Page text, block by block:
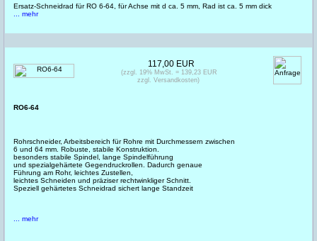
Ersatz-Schneidrad für RO 6-64, für Achse mit d ca. 5 mm, Rad ist ca. 5 mm dick
... mehr
RO6-64
Rohrschneider, Arbeitsbereich für Rohre mit Durchmessern zwischen
6 und 64 mm. Robuste, stabile Konstruktion.
besonders stabile Spindel, lange Spindelführung
und spezialgehärtete Gegendruckrollen. Dadurch genaue
Führung am Rohr, leichtes Zustellen,
leichtes Schneiden und präziser rechtwinkliger Schnitt.
Speziell gehärtetes Schneidrad sichert lange Standzeit
... mehr
117,00 EUR
(zzgl. 19% MwSt. = 139,23 EUR
zzgl. Versandkosten)